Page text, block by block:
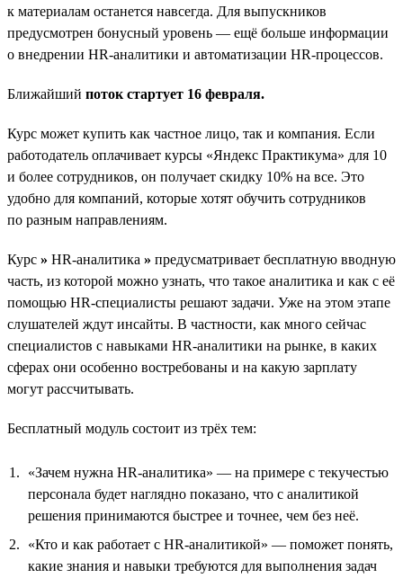
к материалам останется навсегда. Для выпускников
предусмотрен бонусный уровень — ещё больше информации
о внедрении HR-аналитики и автоматизации HR-процессов.
Ближайший поток стартует 16 февраля.
Курс может купить как частное лицо, так и компания. Если
работодатель оплачивает курсы «Яндекс Практикума» для 10
и более сотрудников, он получает скидку 10% на все. Это
удобно для компаний, которые хотят обучить сотрудников
по разным направлениям.
Курс » HR-аналитика » предусматривает бесплатную вводную
часть, из которой можно узнать, что такое аналитика и как с её
помощью HR-специалисты решают задачи. Уже на этом этапе
слушателей ждут инсайты. В частности, как много сейчас
специалистов с навыками HR-аналитики на рынке, в каких
сферах они особенно востребованы и на какую зарплату
могут рассчитывать.
Бесплатный модуль состоит из трёх тем:
«Зачем нужна HR-аналитика» — на примере с текучестью
персонала будет наглядно показано, что с аналитикой
решения принимаются быстрее и точнее, чем без неё.
«Кто и как работает с HR-аналитикой» — поможет понять,
какие знания и навыки требуются для выполнения задач